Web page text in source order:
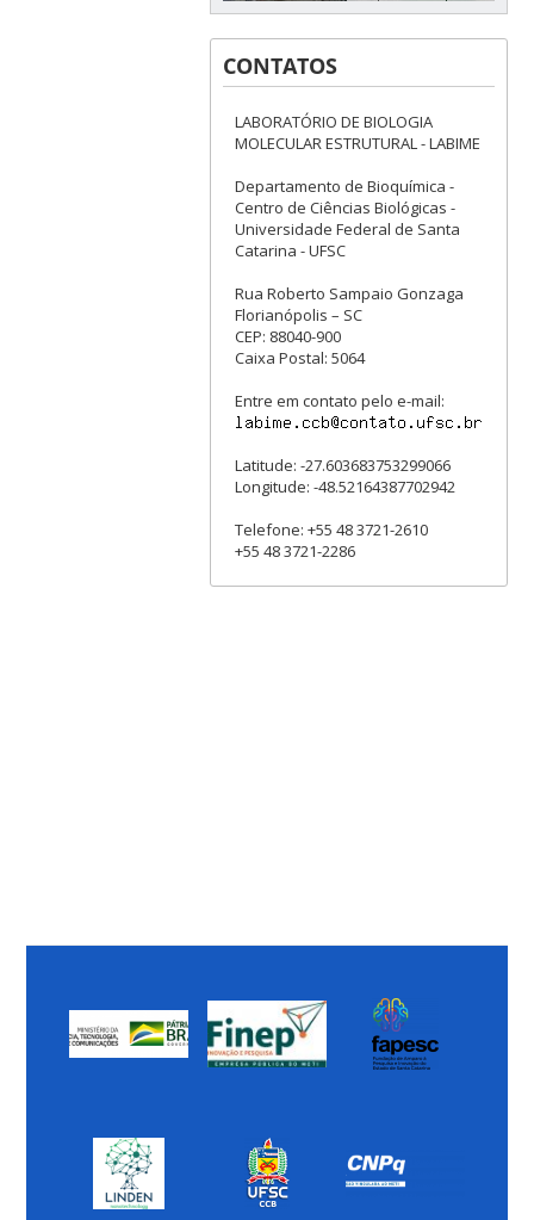
CONTATOS
LABORATÓRIO DE BIOLOGIA
MOLECULAR ESTRUTURAL - LABIME
Departamento de Bioquímica -
Centro de Ciências Biológicas -
Universidade Federal de Santa
Catarina - UFSC
Rua Roberto Sampaio Gonzaga
Florianópolis – SC
CEP: 88040-900
Caixa Postal: 5064
Entre em contato pelo e-mail:
Latitude: -27.603683753299066
Longitude: -48.52164387702942
Telefone: +55 48 3721-2610
+55 48 3721-2286